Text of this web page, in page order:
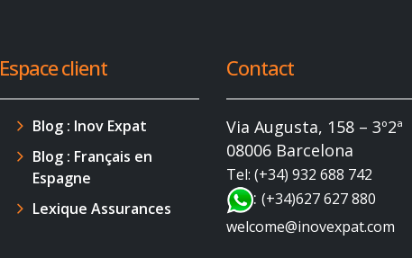
Espace client
Blog : Inov Expat
Blog : Français en
Espagne
Lexique Assurances
Contact
Via Augusta, 158 – 3º2ª
08006 Barcelona
Tel: (+34) 932 688 742
:(+34)627 627 880
welcome@inovexpat.com